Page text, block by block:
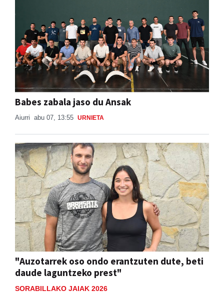
Babes zabala jaso du Ansak
Aiurri abu 07, 13:55 URNIETA
"Auzotarrek oso ondo erantzuten dute, beti
daude laguntzeko prest"
SORABILLAKO JAIAK 2026